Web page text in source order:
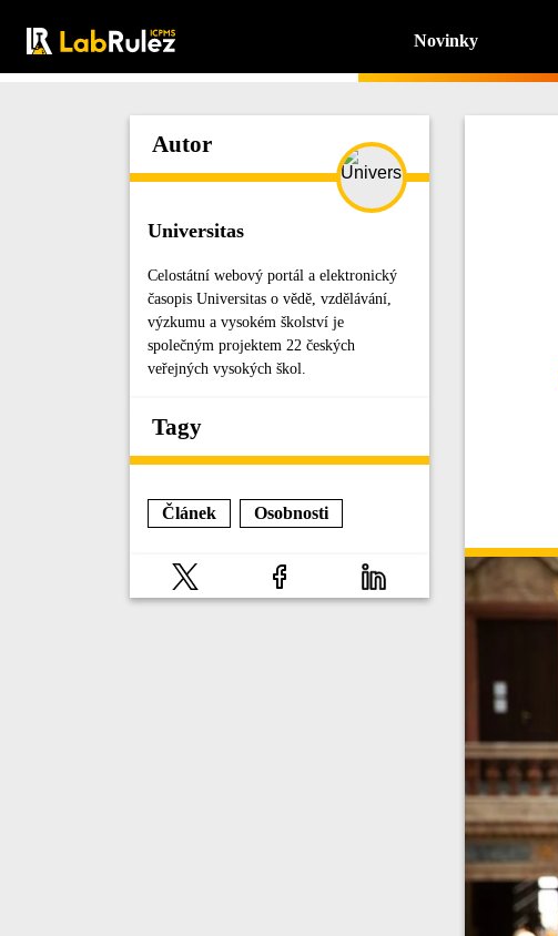
Novinky
Autor
Universitas
Celostátní webový portál a elektronický
časopis Universitas o vědě, vzdělávání,
výzkumu a vysokém školství je
společným projektem 22 českých
veřejných vysokých škol.
Tagy
Článek Osobnosti